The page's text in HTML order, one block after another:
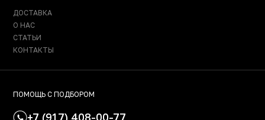
ДОСТАВКА
О НАС
СТАТЬИ
КОНТАКТЫ
ПОМОЩЬ С ПОДБОРОМ
+7 (917) 408-00-77